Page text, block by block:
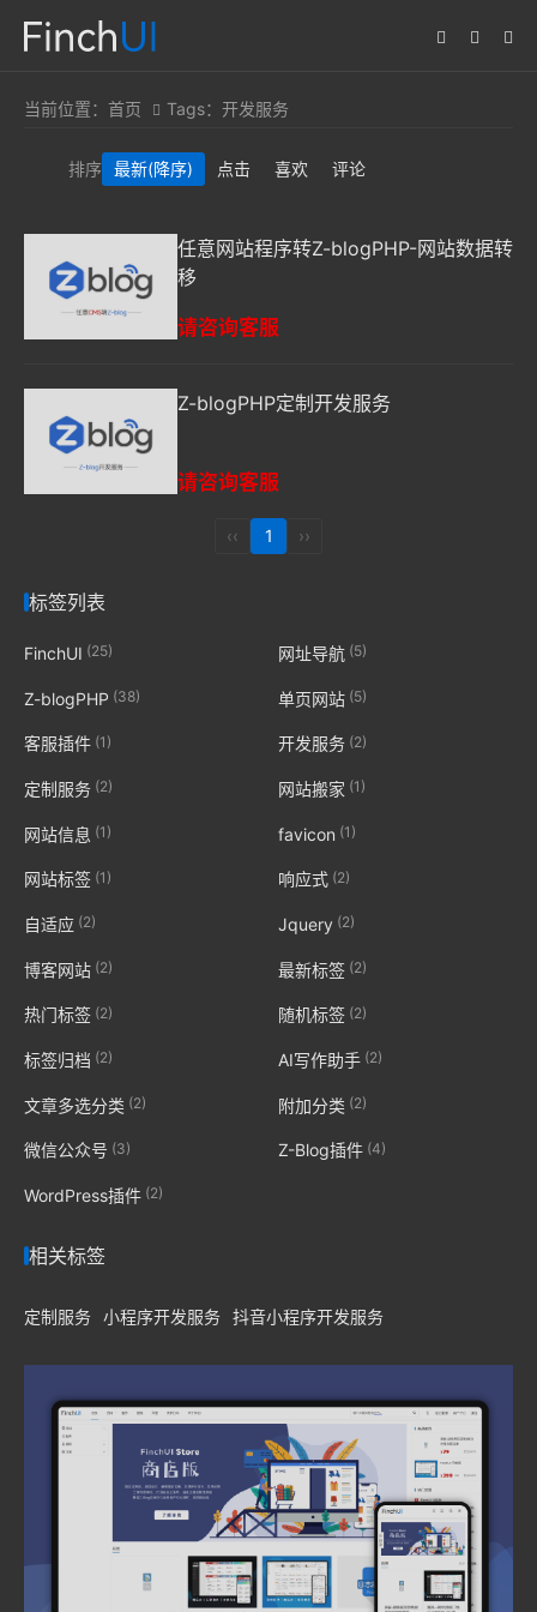
当前位置： 首页 Tags：开发服务
排序 最新(降序) 点击 喜欢 评论
任意网站程序转Z-blogPHP-网站数据转
移
请咨询客服
Z-blogPHP定制开发服务
请咨询客服
‹‹ 1 ››
标签列表
FinchUI (25) 网址导航(5)
Z-blogPHP (38) 单页网站(5)
客服插件 (1) 开发服务(2)
定制服务 (2) 网站搬家 (1)
网站信息 (1) favicon (1)
网站标签 (1) 响应式(2)
自适应 (2) Jquery (2)
博客网站 (2) 最新标签(2)
热门标签 (2) 随机标签(2)
标签归档 (2) AI写作助手(2)
文章多选分类 (2) 附加分类 (2)
微信公众号 (3) Z-Blog插件(4)
WordPress插件 (2)
相关标签
定制服务 小程序开发服务 抖音小程序开发服务